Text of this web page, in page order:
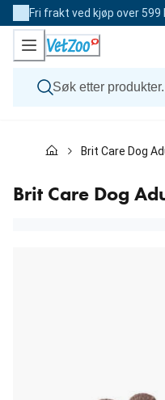
Skip
to
Content
Fri frakt ved kjøp over 599
Katt
Andre dyr
Merker
Brit Care Dog
Brit Care Dog